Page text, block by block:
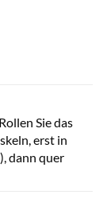
Sie das
erst in
dann quer